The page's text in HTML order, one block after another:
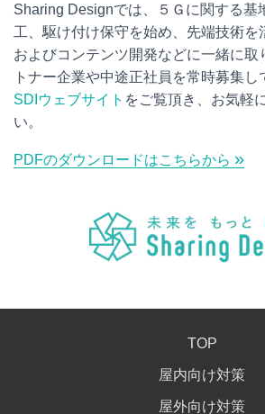
Sharing Designでは、５Ｇに関する基
工、駆け付け保守を始め、先端技術を
およびコンテンツ開発などに一緒に取
トナー企業や中途正社員を常時募集し
SDIウェブサイト をご覧頂き、お気軽
い。
PDFのダウンロードはこちらから »
TOP
屋内向け対策
屋外向け対策